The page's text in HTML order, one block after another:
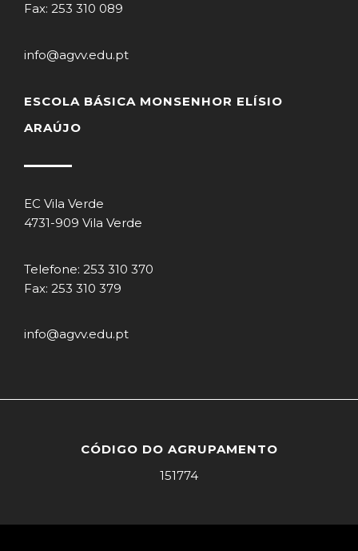
Fax: 253 310 089
info@agvv.edu.pt
ESCOLA BÁSICA MONSENHOR ELÍSIO
ARAÚJO
EC Vila Verde
4731-909 Vila Verde
Telefone: 253 310 370
Fax: 253 310 379
info@agvv.edu.pt
CÓDIGO DO AGRUPAMENTO
151774